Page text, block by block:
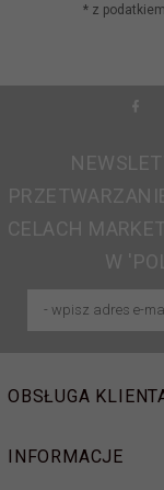
* z
CELACH
W
OBSŁUGA
INFORMACJE